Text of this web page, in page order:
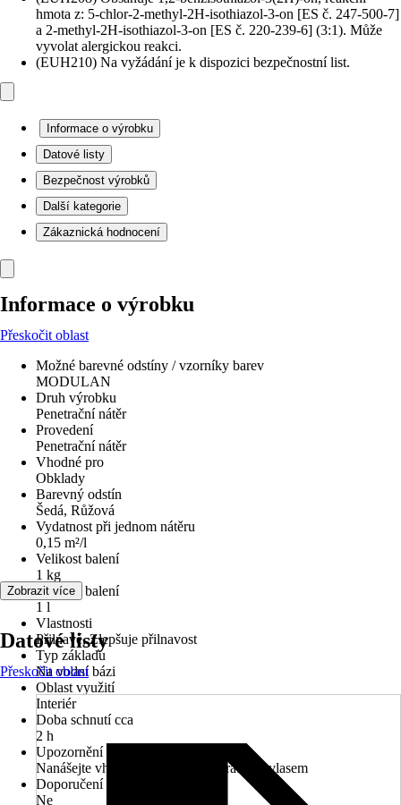
hmota z: 5-chlor-2-methyl-2H-isothiazol-3-on [ES č. 247-500-7]
a 2-methyl-2H-isothiazol-3-on [ES č. 220-239-6] (3:1). Může
vyvolat alergickou reakci.
(EUH210) Na vyžádání je k dispozici bezpečnostní list.
Informace o výrobku
Datové listy
Bezpečnost výrobků
Další kategorie
Zákaznická hodnocení
Informace o výrobku
Přeskočit oblast
Možné barevné odstíny / vzorníky barev
MODULAN
Druh výrobku
Penetrační nátěr
Provedení
Penetrační nátěr
Vhodné pro
Obklady
Barevný odstín
Šedá, Růžová
Vydatnost při jednom nátěru
0,15 m²/l
Velikost balení
1 kg
Velikost balení
1 l
Vlastnosti
Přilnavé, Zlepšuje přilnavost
Typ základu
Na vodní bázi
Oblast využití
Interiér
Doba schnutí cca
2 h
Upozornění
Nanášejte vhodným válečkem s krátkým vlasem
Doporučení základního nátěru
Ne
Zobrazit více
Datové listy
Přeskočit oblast